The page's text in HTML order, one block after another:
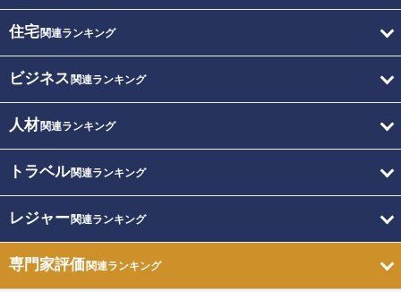
住宅関連ランキング
ビジネス 関連ランキング
人材関連ランキング
トラベル関連ランキング
レジャー関連ランキング
専門家評価関連ランキング